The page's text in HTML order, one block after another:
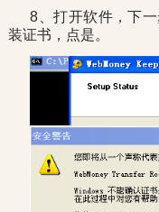
8、打开软件，下
装证书，点是。